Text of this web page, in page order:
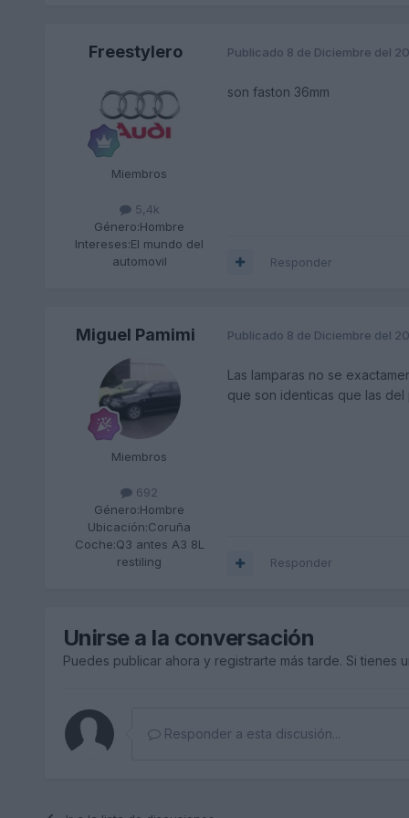
Freestylero
Miembros
5,4k
Género:Hombre
Intereses:El mundo del
automovil
Publicado 8 de Diciembre del
son faston 36mm
Responder
Miguel Pamimi
Miembros
692
Género:Hombre
Ubicación:Coruña
Coche:Q3 antes A3 8L
restiling
Publicado 8 de Diciembre del
Las lamparas no se
que son identicas que las
Responder
Unirse a la conversación
Puedes publicar ahora y registrarte más tarde. Si tienes
Responder a esta discusión...